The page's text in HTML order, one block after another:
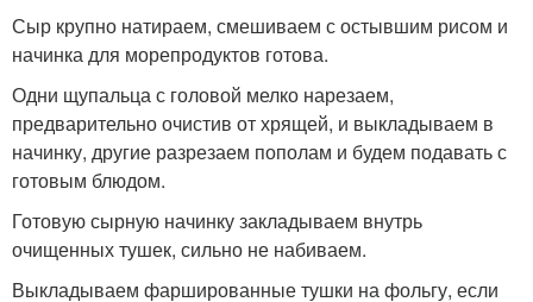
Сыр крупно натираем, смешиваем с остывшим рисом и
начинка для морепродуктов готова.
Одни щупальца с головой мелко нарезаем,
предварительно очистив от хрящей, и выкладываем в
начинку, другие разрезаем пополам и будем подавать с
готовым блюдом.
Готовую сырную начинку закладываем внутрь
очищенных тушек, сильно не набиваем.
Выкладываем фаршированные тушки на фольгу, если